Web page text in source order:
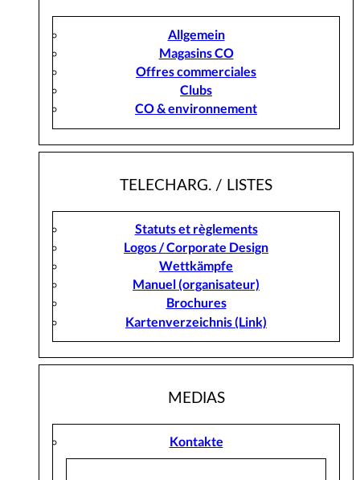
Allgemein
Magasins CO
Offres commerciales
Clubs
CO & environnement
TELECHARG. / LISTES
Statuts et règlements
Logos / Corporate Design
Wettkämpfe
Manuel (organisateur)
Brochures
Kartenverzeichnis (Link)
MEDIAS
Kontakte